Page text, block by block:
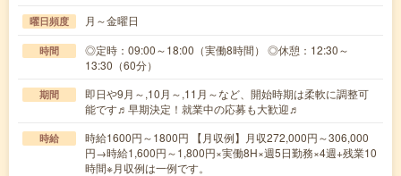
曜日頻度 月～金曜日
時間
◎定時：09:00～18:00（実働8時間） ◎休憩：12:30～
13:30（60分）
期間
即日や9月～,10月～,11月～など、開始時期は柔軟に調整可
能です♬早期決定！就業中の応募も大歓迎♬
時給
時給1600円～1800円 【月収例】月収272,000円～306,000
円→時給1,600円～1,800円×実働8H×週5日勤務×4週+残業10
時間※月収例は一例です。